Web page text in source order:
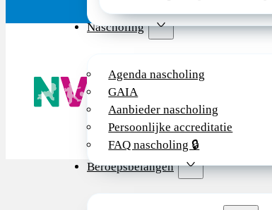
Nascholing
Agenda nascholing
GAIA
Aanbieder nascholing
Persoonlijke accreditatie
FAQ nascholing 🔒
Beroepsbelangen